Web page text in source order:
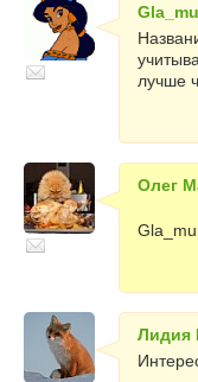
лучше
Олег
Лидия